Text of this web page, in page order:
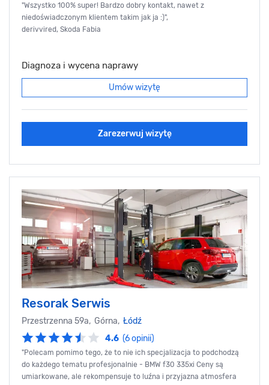
"Wszystko 100% super! Bardzo dobry kontakt, nawet z
niedoświadczonym klientem takim jak ja :)",
derivvired, Skoda Fabia
Diagnoza i wycena naprawy
Umów wizytę
Zarezerwuj wizytę
Resorak Serwis
Przestrzenna 59a, Górna, Łódź
4.6 (6 opinii)
"Polecam pomimo tego, że to nie ich specjalizacja to podchodzą
do każdego tematu profesjonalnie - BMW f30 335xi Ceny są
umiarkowane, ale rekompensuje to luźna i przyjazna atmosfera